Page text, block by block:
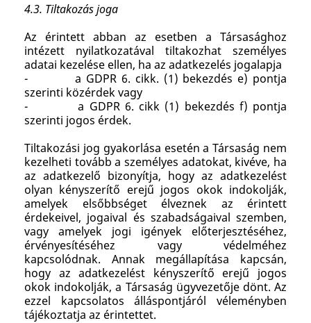
4.3. Tiltakozás joga
Az érintett abban az esetben a Társasághoz
intézett nyilatkozatával tiltakozhat személyes
adatai kezelése ellen, ha az adatkezelés jogalapja
- a GDPR 6. cikk. (1) bekezdés e) pontja
szerinti közérdek vagy
- a GDPR 6. cikk (1) bekezdés f) pontja
szerinti jogos érdek.
Tiltakozási jog gyakorlása esetén a Társaság nem
kezelheti tovább a személyes adatokat, kivéve, ha
az adatkezelő bizonyítja, hogy az adatkezelést
olyan kényszerítő erejű jogos okok indokolják,
amelyek elsőbbséget élveznek az érintett
érdekeivel, jogaival és szabadságaival szemben,
vagy amelyek jogi igények előterjesztéséhez,
érvényesítéséhez vagy védelméhez
kapcsolódnak. Annak megállapítása kapcsán,
hogy az adatkezelést kényszerítő erejű jogos
okok indokolják, a Társaság ügyvezetője dönt. Az
ezzel kapcsolatos álláspontjáról véleményben
tájékoztatja az érintettet.